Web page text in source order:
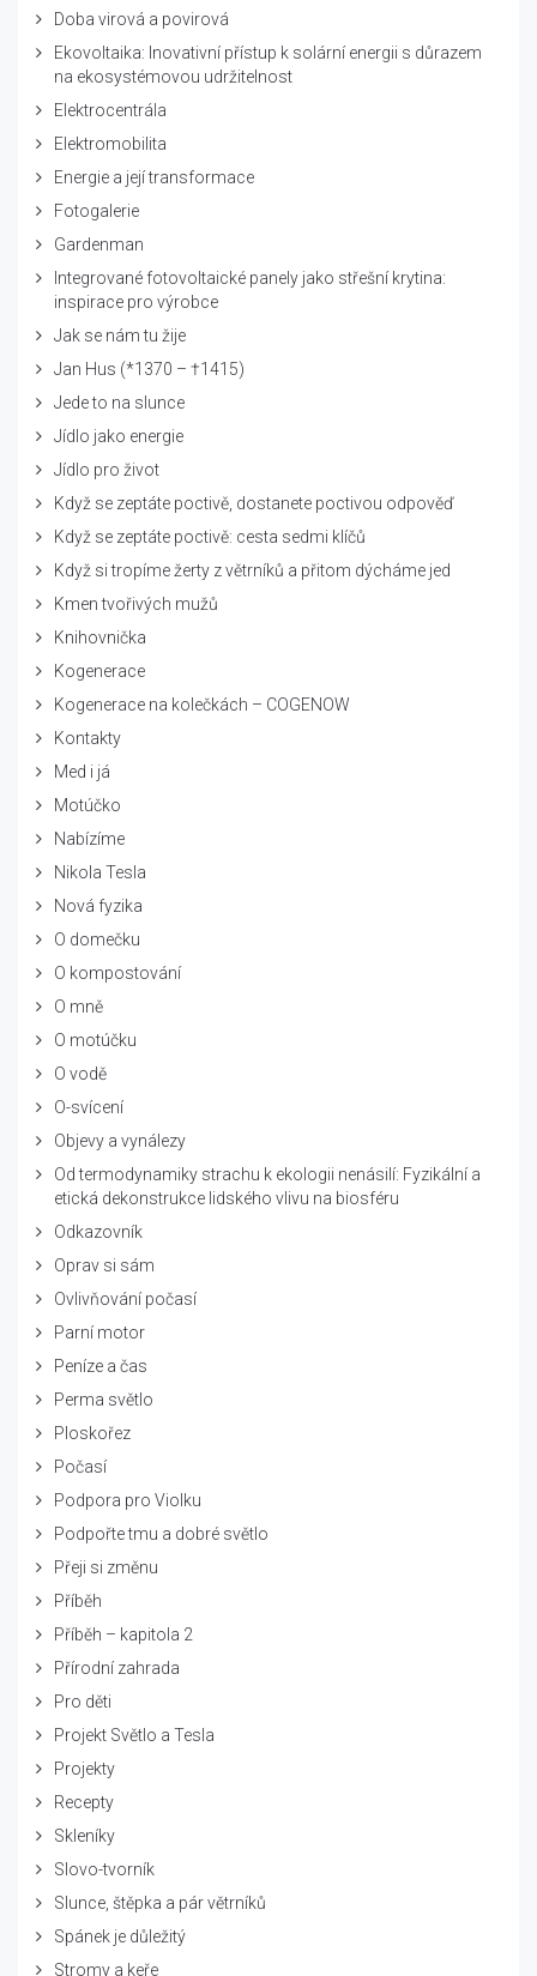
Doba virová a povirová
Ekovoltaika: Inovativní přístup k solární energii s důrazem
na ekosystémovou udržitelnost
Elektrocentrála
Elektromobilita
Energie a její transformace
Fotogalerie
Gardenman
Integrované fotovoltaické panely jako střešní krytina:
inspirace pro výrobce
Jak se nám tu žije
Jan Hus (*1370 – †1415)
Jede to na slunce
Jídlo jako energie
Jídlo pro život
Když se zeptáte poctivě, dostanete poctivou odpověď
Když se zeptáte poctivě: cesta sedmi klíčů
Když si tropíme žerty z větrníků a přitom dýcháme jed
Kmen tvořivých mužů
Knihovnička
Kogenerace
Kogenerace na kolečkách – COGENOW
Kontakty
Med i já
Motúčko
Nabízíme
Nikola Tesla
Nová fyzika
O domečku
O kompostování
O mně
O motúčku
O vodě
O-svícení
Objevy a vynálezy
Od termodynamiky strachu k ekologii nenásilí: Fyzikální a
etická dekonstrukce lidského vlivu na biosféru
Odkazovník
Oprav si sám
Ovlivňování počasí
Parní motor
Peníze a čas
Perma světlo
Ploskořez
Počasí
Podpora pro Violku
Podpořte tmu a dobré světlo
Přeji si změnu
Příběh
Příběh – kapitola 2
Přírodní zahrada
Pro děti
Projekt Světlo a Tesla
Projekty
Recepty
Skleníky
Slovo-tvorník
Slunce, štěpka a pár větrníků
Spánek je důležitý
Stromy a keře